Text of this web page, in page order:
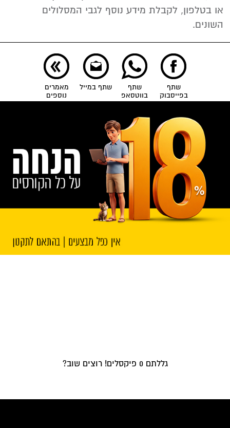
או בטלפון, לקבלת מידע נוסף לגבי המסלולים
השונים.
שתף
בפייסבוק
שתף
בווטסאפ
שתף במייל
מאמרים
נוספים
גללתם0 פיקסלים! רוצים שוב?